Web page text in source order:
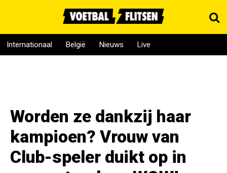
Internationaal België Nieuws Live
Worden ze dankzij haar
kampioen? Vrouw van
Club-speler duikt op in